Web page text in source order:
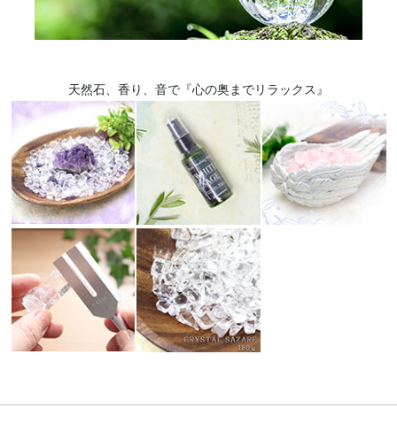
天然石、香り、音で『心の奥までリラックス』